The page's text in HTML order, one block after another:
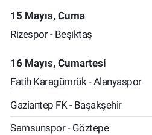
15 Mayıs, Cuma
Rizespor - Beşiktaş
16 Mayıs, Cumartesi
Fatih Karagümrük - Alanyaspor
Gaziantep FK - Başakşehir
Samsunspor - Göztepe